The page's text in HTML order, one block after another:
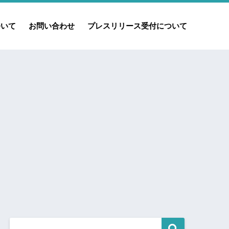
て お問い合わせ プレスリリース受付について